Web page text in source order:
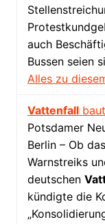
auch
Bussen seien
Alles zu
Vattenfall
Potsdamer
Berlin – Ob
Warnstreiks
deutschen
kündigte die